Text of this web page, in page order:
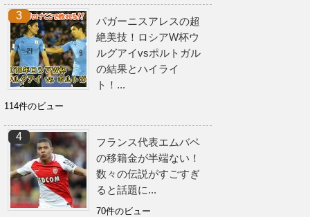
パガーニスアレスの超
絶美技！ロシアW杯ウ
ルグアイvsポルトガル
の結果とハイライ
ト！...
114件のビュー
フランス代表エムバペ
の移籍金が半端ない！
数々の伝説がすごすぎ
ると話題に...
70件のビュー